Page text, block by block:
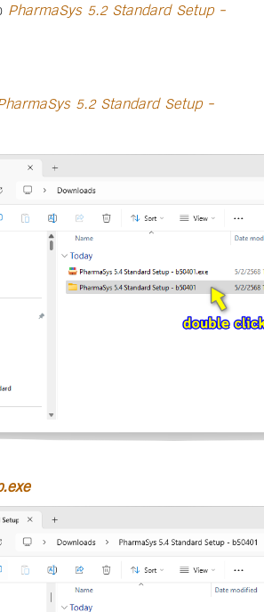
PharmaSys 5.2 Standard Setup -
5.2 Standard Setup -